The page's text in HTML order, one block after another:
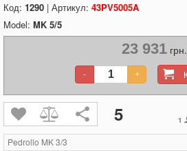
Код: 1290 | Артикул: 43PV5005A
Model: MK 5/5
23 931грн.
- +
5 1
Pedrollo MK 3/3